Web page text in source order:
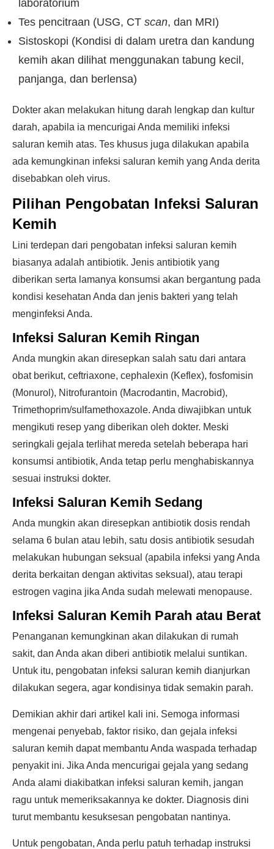
laboratorium
Tes pencitraan (USG, CT scan, dan MRI)
Sistoskopi (Kondisi di dalam uretra dan kandung
kemih akan dilihat menggunakan tabung kecil,
panjanga, dan berlensa)
Dokter akan melakukan hitung darah lengkap dan kultur
darah, apabila ia mencurigai Anda memiliki infeksi
saluran kemih atas. Tes khusus juga dilakukan apabila
ada kemungkinan infeksi saluran kemih yang Anda derita
disebabkan oleh virus.
Pilihan Pengobatan Infeksi Saluran
Kemih
Lini terdepan dari pengobatan infeksi saluran kemih
biasanya adalah antibiotik. Jenis antibiotik yang
diberikan serta lamanya konsumsi akan bergantung pada
kondisi kesehatan Anda dan jenis bakteri yang telah
menginfeksi Anda.
Infeksi Saluran Kemih Ringan
Anda mungkin akan diresepkan salah satu dari antara
obat berikut, ceftriaxone, cephalexin (Keflex), fosfomisin
(Monurol), Nitrofurantoin (Macrodantin, Macrobid),
Trimethoprim/sulfamethoxazole. Anda diwajibkan untuk
mengikuti resep yang diberikan oleh dokter. Meski
seringkali gejala terlihat mereda setelah beberapa hari
konsumsi antibiotik, Anda tetap perlu menghabiskannya
sesuai instruksi dokter.
Infeksi Saluran Kemih Sedang
Anda mungkin akan diresepkan antibiotik dosis rendah
selama 6 bulan atau lebih, satu dosis antibiotik sesudah
melakukan hubungan seksual (apabila infeksi yang Anda
derita berkaitan dengan aktivitas seksual), atau terapi
estrogen vagina jika Anda sudah melewati menopause.
Infeksi Saluran Kemih Parah atau Berat
Penanganan kemungkinan akan dilakukan di rumah
sakit, dan Anda akan diberi antibiotik melalui suntikan.
Untuk itu, pengobatan infeksi saluran kemih dianjurkan
dilakukan segera, agar kondisinya tidak semakin parah.
Demikian akhir dari artikel kali ini. Semoga informasi
mengenai penyebab, faktor risiko, dan gejala infeksi
saluran kemih dapat membantu Anda waspada terhadap
penyakit ini. Jika Anda mencurigai gejala yang sedang
Anda alami diakibatkan infeksi saluran kemih, jangan
ragu untuk memeriksakannya ke dokter. Diagnosis dini
turut membantu kesuksesan pengobatan nantinya.
Untuk pengobatan, Anda perlu patuh terhadap instruksi